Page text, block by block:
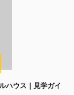
ハウス｜見学ガイ